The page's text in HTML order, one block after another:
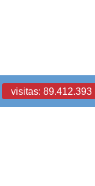
visitas: 89.412.393